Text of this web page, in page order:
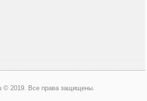
© 2019. Все права защищены.